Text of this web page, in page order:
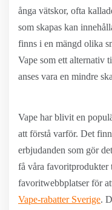
ånga vätskor, ofta
som skapas kan
finns i en mängd olika
Vape som ett alternativ
anses vara en mindre
Vape har blivit en
att förstå varför. Det
erbjudanden som gör
få våra favoritprodukter
favoritwebbplatser för
Vape-rabatter Sverige.